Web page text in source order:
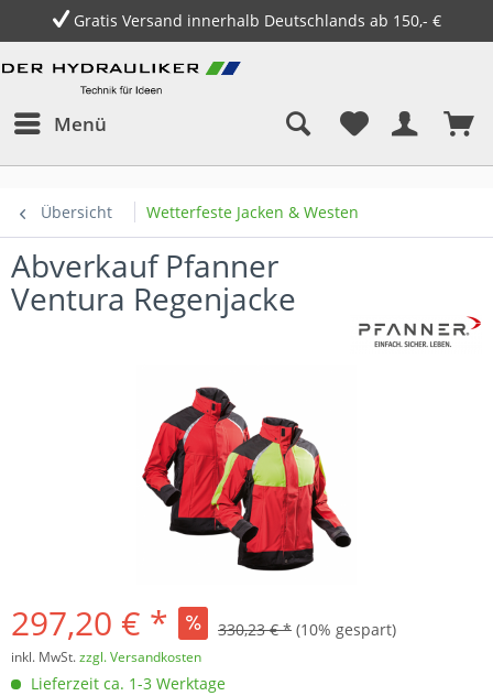
Gratis Versand innerhalb Deutschlands ab 150,- €
Menü
Übersicht Wetterfeste Jacken & Westen
Abverkauf Pfanner
Ventura Regenjacke
297,20 € * 330,23 € * (10% gespart)
inkl. MwSt.zzgl. Versandkosten
Lieferzeit ca. 1-3 Werktage